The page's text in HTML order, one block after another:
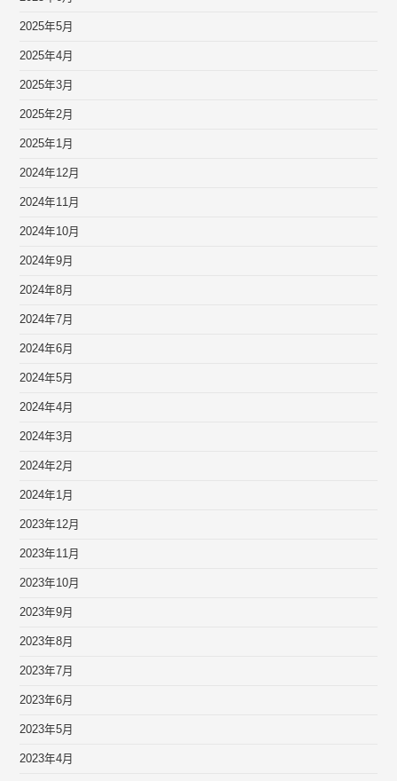
2025年5月
2025年4月
2025年3月
2025年2月
2025年1月
2024年12月
2024年11月
2024年10月
2024年9月
2024年8月
2024年7月
2024年6月
2024年5月
2024年4月
2024年3月
2024年2月
2024年1月
2023年12月
2023年11月
2023年10月
2023年9月
2023年8月
2023年7月
2023年6月
2023年5月
2023年4月